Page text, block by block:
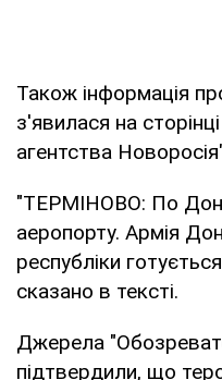
Також інформація
з'явилася на
агентства
"ТЕРМІНОВО: По
аеропорту. Армія
республіки
сказано в тексті.
Джерела
підтвердили, що